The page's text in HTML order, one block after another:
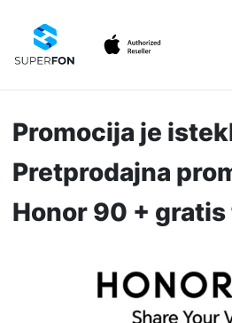
Promocija je
Pretprodajna
Honor 90 +